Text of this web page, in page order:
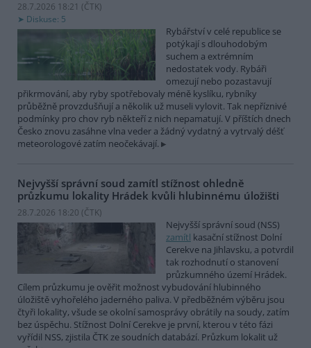
28.7.2026 18:21 (ČTK)
Diskuse: 5
Rybářství v celé republice se
potýkají s dlouhodobým
suchem a extrémním
nedostatek vody. Rybáři
omezují nebo pozastavují
přikrmování, aby ryby spotřebovaly méně kyslíku, rybníky
průběžně provzdušňují a několik už museli vylovit. Tak nepříznivé
podmínky pro chov ryb někteří z nich nepamatují. V příštích dnech
Česko znovu zasáhne vlna veder a žádný vydatný a vytrvalý déšť
meteorologové zatím neočekávají.
Nejvyšší správní soud zamítl stížnost ohledně
průzkumu lokality Hrádek kvůli hlubinnému úložišti
28.7.2026 18:20 (ČTK)
Nejvyšší správní soud (NSS)
zamítl kasační stížnost Dolní
Cerekve na Jihlavsku, a potvrdil
tak rozhodnutí o stanovení
průzkumného území Hrádek.
Cílem průzkumu je ověřit možnost vybudování hlubinného
úložiště vyhořelého jaderného paliva. V předběžném výběru jsou
čtyři lokality, všude se okolní samosprávy obrátily na soudy, zatím
bez úspěchu. Stížnost Dolní Cerekve je první, kterou v této fázi
vyřídil NSS, zjistila ČTK ze soudních databází. Průzkum lokalit už